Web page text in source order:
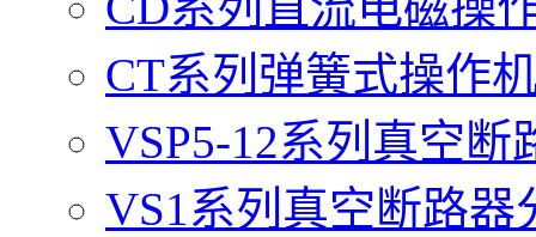
CT系列弹簧式操作
VSP5-12系列真空断
VS1系列真空断路器